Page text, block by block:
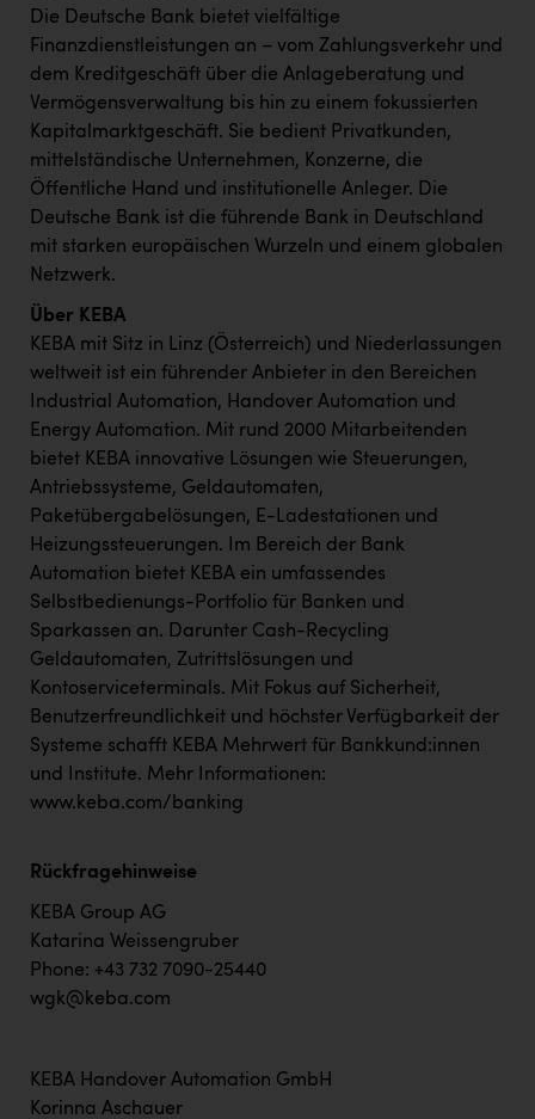
Smurfit Westrock Nettingsdorf
TCL
TGW Logistics
TRAILOMAT & Cycling Austria
VERITAS
Vorlagenportal
Wir besiegen Krebs
Wirtschaftskammer OÖ
ZGONC
ZULuft - Zukunft Luft Austria
z.l.ö.
Österreichisches Hebammengremium
Wirtschaftskammer OÖ Energiehandel
Dopgas
kunden basics
Die Deutsche Bank bietet vielfältige
Finanzdienstleistungen an – vom Zahlungsverkehr und
dem Kreditgeschäft über die Anlageberatung und
Vermögensverwaltung bis hin zu einem fokussierten
Kapitalmarktgeschäft. Sie bedient Privatkunden,
mittelständische Unternehmen, Konzerne, die
Öffentliche Hand und institutionelle Anleger. Die
Deutsche Bank ist die führende Bank in Deutschland
mit starken europäischen Wurzeln und einem globalen
Netzwerk.
Über KEBA
KEBA mit Sitz in Linz (Österreich) und Niederlassungen
weltweit ist ein führender Anbieter in den Bereichen
Industrial Automation, Handover Automation und
Energy Automation. Mit rund 2000 Mitarbeitenden
bietet KEBA innovative Lösungen wie Steuerungen,
Antriebssysteme, Geldautomaten,
Paketübergabelösungen, E-Ladestationen und
Heizungssteuerungen. Im Bereich der Bank
Automation bietet KEBA ein umfassendes
Selbstbedienungs-Portfolio für Banken und
Sparkassen an. Darunter Cash-Recycling
Geldautomaten, Zutrittslösungen und
Kontoserviceterminals. Mit Fokus auf Sicherheit,
Benutzerfreundlichkeit und höchster Verfügbarkeit der
Systeme schafft KEBA Mehrwert für Bankkund:innen
und Institute. Mehr Informationen:
www.keba.com/banking
Rückfragehinweise
KEBA Group AG
Katarina Weissengruber
Phone: +43 732 7090-25440
wgk@keba.com
KEBA Handover Automation GmbH
Korinna Aschauer